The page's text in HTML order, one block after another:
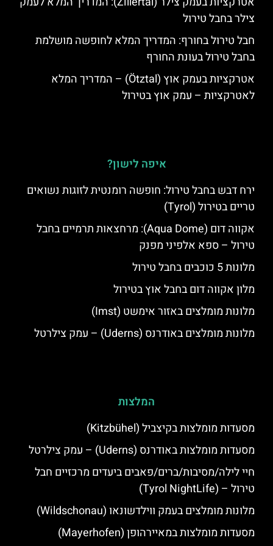
צילר בחבל טירול
חבל טירול בחורף: המדריך המלא לחופשה מושלמת
בחבל טירול בעונת החורף
אטרקציות בעמק אוץ (Ötztal) – המדריך המלא
לאטרקציות – עמק אוץ בטירול
איפה לישון?
ירח דבש בחבל טירול: חופשה רומנטית לזוגות נשואים
טריים בטירול (Tyrol)
אקווה דום (Aqua Dome): מרחצאות תרמיים בחבל
טירול – ספא אלפיני מפנק
מלונות 5 כוכבים בחבל טירול
מלון אקווה דום בחבל אוץ בטירול
מלונות מומלצים באזור אימשט (Imst)
מלונות מומלצים באודרנס (Uderns) – עמק צילרטל
המלצות
מסעדות מומלצות בקיצביל (Kitzbühel)
מסעדות מומלצות באודרנס (Uderns) – עמק צילרטל
חיי לילה/מסיבות/ברים/פאבים ביעדים מרכזיים חבל
טירול – (Tyrol NightLife)
מלונות מומלצים בעמק ווילדשונאו (Wildschonau)
מסעדות מומלצות במאיירהופן (Mayerhofen)